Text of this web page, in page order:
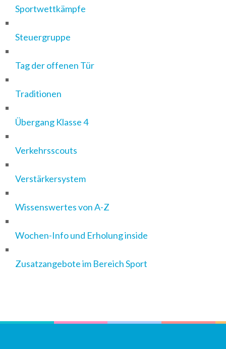
Sportwettkämpfe
Steuergruppe
Tag der offenen Tür
Traditionen
Übergang Klasse 4
Verkehrsscouts
Verstärkersystem
Wissenswertes von A-Z
Wochen-Info und Erholung inside
Zusatzangebote im Bereich Sport